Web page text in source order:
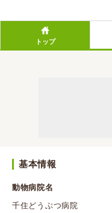
トップ
基本情報
動物病院名
千住どうぶつ病院